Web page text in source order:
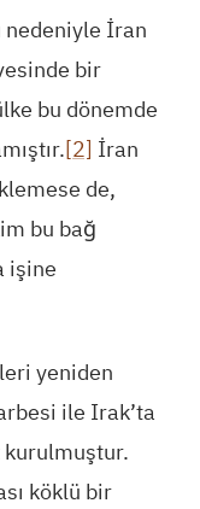
nedeniyle İran
bir
bu dönemde
[2] İran
de,
bu bağ
işine
yeniden
ile Irak’ta
köklü bir